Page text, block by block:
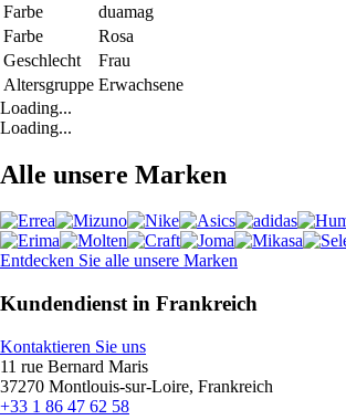
Farbe
duamag
Farbe
Rosa
Geschlecht
Frau
Altersgruppe Erwachsene
Loading...
Loading...
Alle unsere Marken
Entdecken Sie alle unsere Marken
Kundendienst in Frankreich
Kontaktieren Sie uns
11 rue Bernard Maris
37270 Montlouis-sur-Loire, Frankreich
+33 1 86 47 62 58